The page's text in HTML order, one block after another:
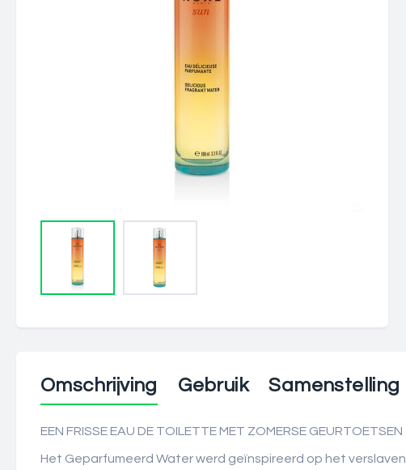
Omschrijving Gebruik Samenstelling
EEN FRISSE EAU DE TOILETTE MET ZOMERSE GEURTOETSEN
Het Geparfumeerd Water werd geïnspireerd op het